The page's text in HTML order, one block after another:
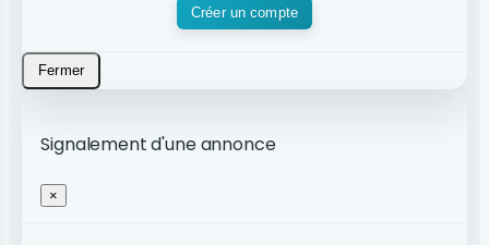
Créer un compte
Fermer
Signalement d'une annonce
×